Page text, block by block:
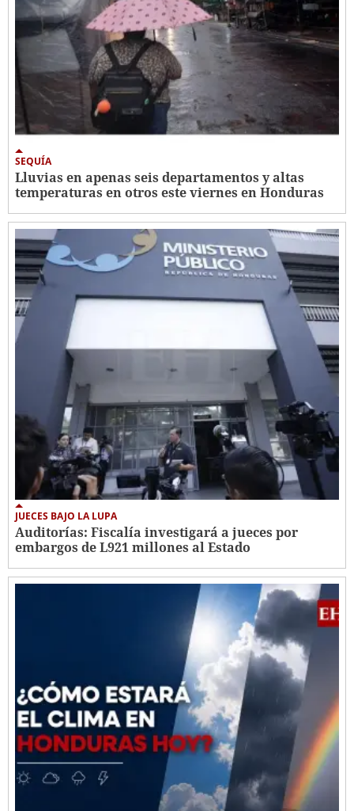
SEQUÍA
Lluvias en apenas seis departamentos y altas
temperaturas en otros este viernes en Honduras
JUECES BAJO LA LUPA
Auditorías: Fiscalía investigará a jueces por
embargos de L921 millones al Estado